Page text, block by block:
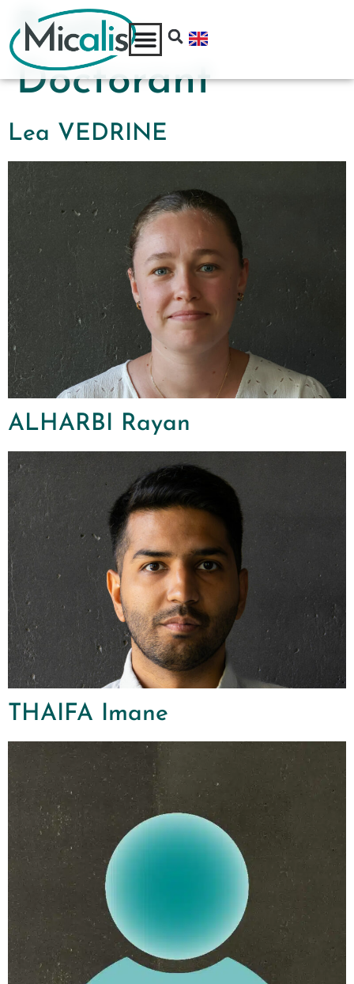
Poste :
Doctorant
Lea VEDRINE
ALHARBI Rayan
THAIFA Imane